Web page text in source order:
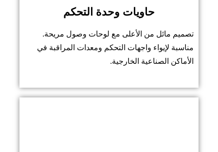
حاويات وحدة التحكم
تصميم مائل من الأعلى مع لوحات وصول مريحة.
مناسبة لإيواء واجهات التحكم ومعدات المراقبة في
الأماكن الصناعية الخارجية.